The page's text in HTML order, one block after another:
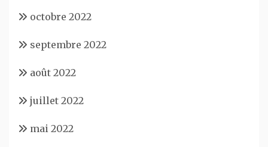
octobre 2022
septembre 2022
août 2022
juillet 2022
mai 2022